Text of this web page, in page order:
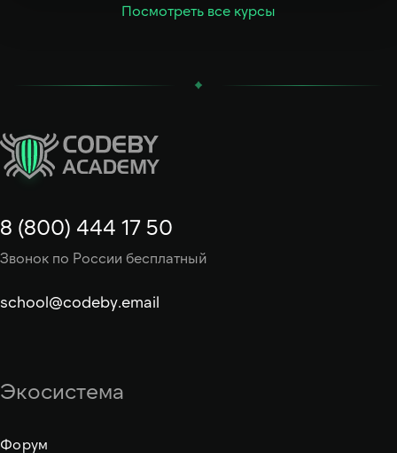
Посмотреть все курсы
8 (800) 444 17 50
Звонок по России бесплатный
school@codeby.email
Экосистема
Форум